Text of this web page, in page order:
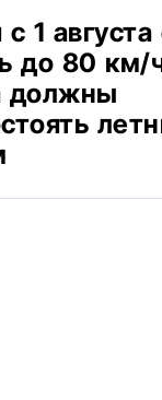
1
до 80 км/
должны